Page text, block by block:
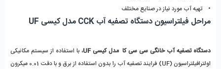
• تهیه آب مورد نیاز در صنایع مختلف
مراحل فیلتراسیون دستگاه تصفیه آب CCK مدل کیسی UF
دستگاه تصفیه آب خانگی سی سی کا مدل کیسی UF
، با استفاده از سیستم مکانیکی
اولترافیلتراسیون (UF) فرایند تصفیه آب را بدون استفاده از برق و با دقت 0.01 میکرون